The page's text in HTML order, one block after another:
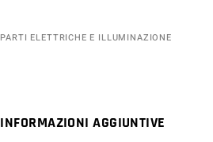
PARTI ELETTRICHE E ILLUMINAZIONE
INFORMAZIONI AGGIUNTIVE